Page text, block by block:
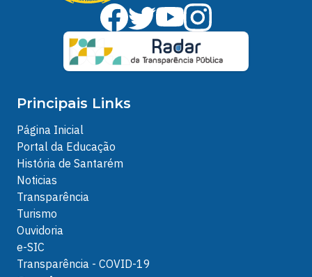
Principais Links
Página Inicial
Portal da Educação
História de Santarém
Noticias
Transparência
Turismo
Ouvidoria
e-SIC
Transparência - COVID-19